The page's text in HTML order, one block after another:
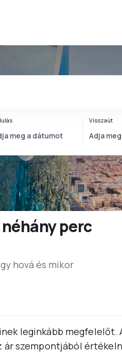
Visszaút
perc
hová és mikor
leginkább
ár szempontjából